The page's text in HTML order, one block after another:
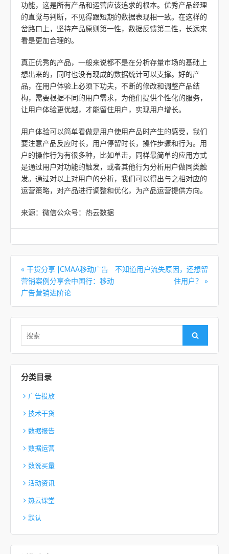
功能，这是所有产品和运营应该追求的根本。优秀产品经理
的直觉与判断，不见得跟短期的数据表现相一致。在这样的
岔路口上，坚持产品原则第一性，数据反馈第二性，长远来
看是更加合理的。
真正优秀的产品，一般来说都不是在分析存量市场的基础上
想出来的，同时也没有现成的数据统计可以支撑。好的产
品，在用户体验上必须下功夫，不断的修改和调整产品结
构，需要根据不同的用户需求，为他们提供个性化的服务，
让用户体验更优越，才能留住用户，实现用户增长。
用户体验可以简单看做是用户使用产品时产生的感受，我们
要注意产品反应时长，用户停留时长，操作步骤和行为。用
户的操作行为有很多种，比如单击，同样最简单的应用方式
是通过用户对功能的触发，或者其他行为分析用户做同类触
发。通过对以上对用户的分析，我们可以得出与之相对应的
运营策略，对产品进行调整和优化，为产品运营提供方向。
来源：微信公众号：热云数据
文章导航
« 干货分享 |CMAA移动广告
营销案例分享会中国行：移动
广告营销进阶论
不知道用户流失原因，还想留
住用户？
»
Search for:
Search
分类目录
广告投放
技术干货
数据报告
数据运营
数说买量
活动资讯
热云课堂
默认